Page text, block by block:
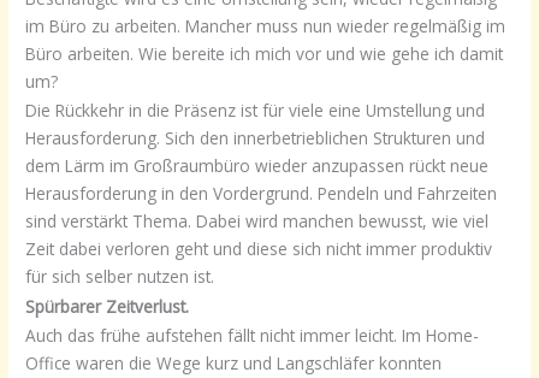
im Büro zu arbeiten. Mancher muss nun wieder regelmäßig im
Büro arbeiten. Wie bereite ich mich vor und wie gehe ich damit
um?
Die Rückkehr in die Präsenz ist für viele eine Umstellung und
Herausforderung. Sich den innerbetrieblichen Strukturen und
dem Lärm im Großraumbüro wieder anzupassen rückt neue
Herausforderung in den Vordergrund. Pendeln und Fahrzeiten
sind verstärkt Thema. Dabei wird manchen bewusst, wie viel
Zeit dabei verloren geht und diese sich nicht immer produktiv
für sich selber nutzen ist.
Spürbarer Zeitverlust.
Auch das frühe aufstehen fällt nicht immer leicht. Im Home-
Office waren die Wege kurz und Langschläfer konnten